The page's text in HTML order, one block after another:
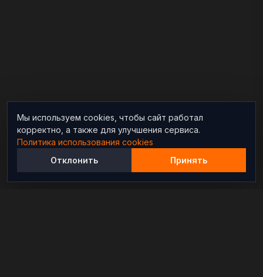
Мы используем cookies, чтобы сайт работал
корректно, а также для улучшения сервиса.
Политика использования cookies
Отклонить
Принять